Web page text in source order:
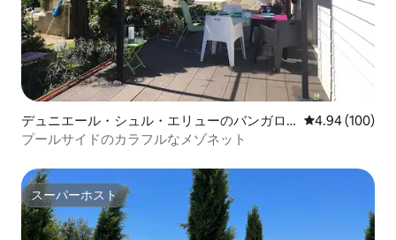
デュニエール・シュル・エリューのバンガロ
ー
レビュー100
4.94 (100)
プールサイドのカラフルなメゾネット
スーパーホスト
スーパーホスト